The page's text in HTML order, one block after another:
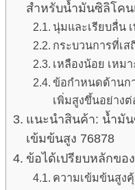
สำหรับน้ำมันซิลิโค
นุ่มและเรียบลื่น
กระบวนการที่เ
เหลืองน้อย เหม
ข้อกำหนดด้านก
เพิ่มสูงขึ้นอย่างต่
แนะนำสินค้า: น้ำมั
เข้มข้นสูง 76878
ข้อได้เปรียบหลักข
ความเข้มข้นสูง